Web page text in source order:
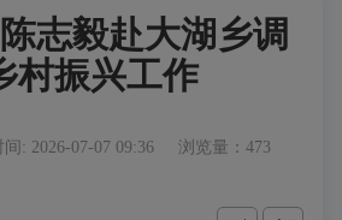
志毅赴大湖乡调
村振兴工作
: 2026-07-07 09:36 浏览量：473